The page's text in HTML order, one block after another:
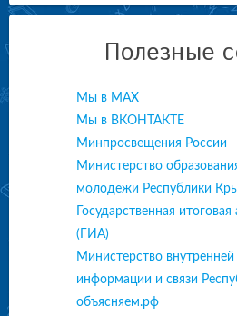
Полезные
Мы в МАХ
Мы в ВКОНТАКТЕ
Минпросвещения России
Министерство
молодежи Республики
Государственная итоговая
(ГИА)
Министерство
информации и связи
объясняем.рф